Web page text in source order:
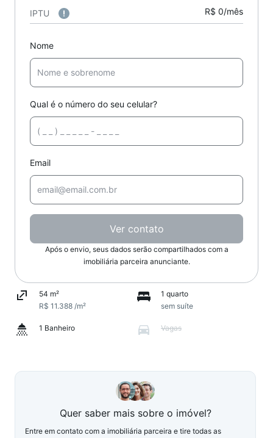
IPTU R$ 0/mês
Nome
Qual é o número do seu celular?
Email
Ver contato
Após o envio, seus dados serão compartilhados com a
imobiliária parceira anunciante.
54 m²
R$ 11.388 /m²
1 quarto
sem suíte
1 Banheiro Vagas
Quer saber mais sobre o imóvel?
Entre em contato com a imobiliária parceira e tire todas as